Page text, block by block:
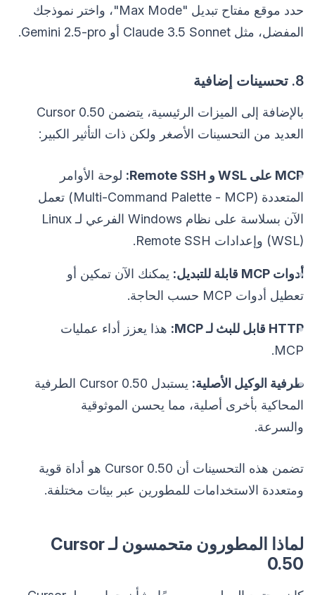
حدد موقع مفتاح تبديل "Max Mode"، واختر نموذجك
المفضل، مثل Claude 3.5 Sonnet أو Gemini 2.5-pro.
8. تحسينات إضافية
بالإضافة إلى الميزات الرئيسية، يتضمن Cursor 0.50
العديد من التحسينات الأصغر ولكن ذات التأثير الكبير:
MCP على WSL و Remote SSH:
لوحة الأوامر
المتعددة (Multi-Command Palette - MCP) تعمل
الآن بسلاسة على نظام Windows الفرعي لـ Linux
(WSL) وإعدادات Remote SSH.
أدوات MCP قابلة للتبديل:
يمكنك الآن تمكين أو
تعطيل أدوات MCP حسب الحاجة.
HTTP قابل للبث لـ MCP:
هذا يعزز أداء عمليات
MCP.
طرفية الوكيل الأصلية:
يستبدل Cursor 0.50 الطرفية
المحاكية بأخرى أصلية، مما يحسن الموثوقية
والسرعة.
تضمن هذه التحسينات أن Cursor 0.50 هو أداة قوية
ومتعددة الاستخدامات للمطورين عبر بيئات مختلفة.
لماذا المطورون متحمسون لـ Cursor
0.50